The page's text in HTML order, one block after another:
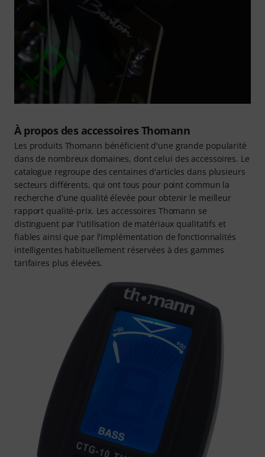
À propos des accessoires Thomann
Les produits Thomann bénéficient d'une grande popularité
dans de nombreux domaines, dont celui des accessoires. Le
catalogue regroupe des centaines d'articles dans plusieurs
secteurs différents, qui ont tous pour point commun la
recherche d'une qualité élevée pour obtenir le meilleur
rapport qualité-prix. Les accessoires Thomann se
distinguent par l'utilisation de matériaux qualitatifs et
fiables ainsi que par l'implémentation de fonctionnalités
intelligentes habituellement réservées à des gammes
tarifaires plus élevées.